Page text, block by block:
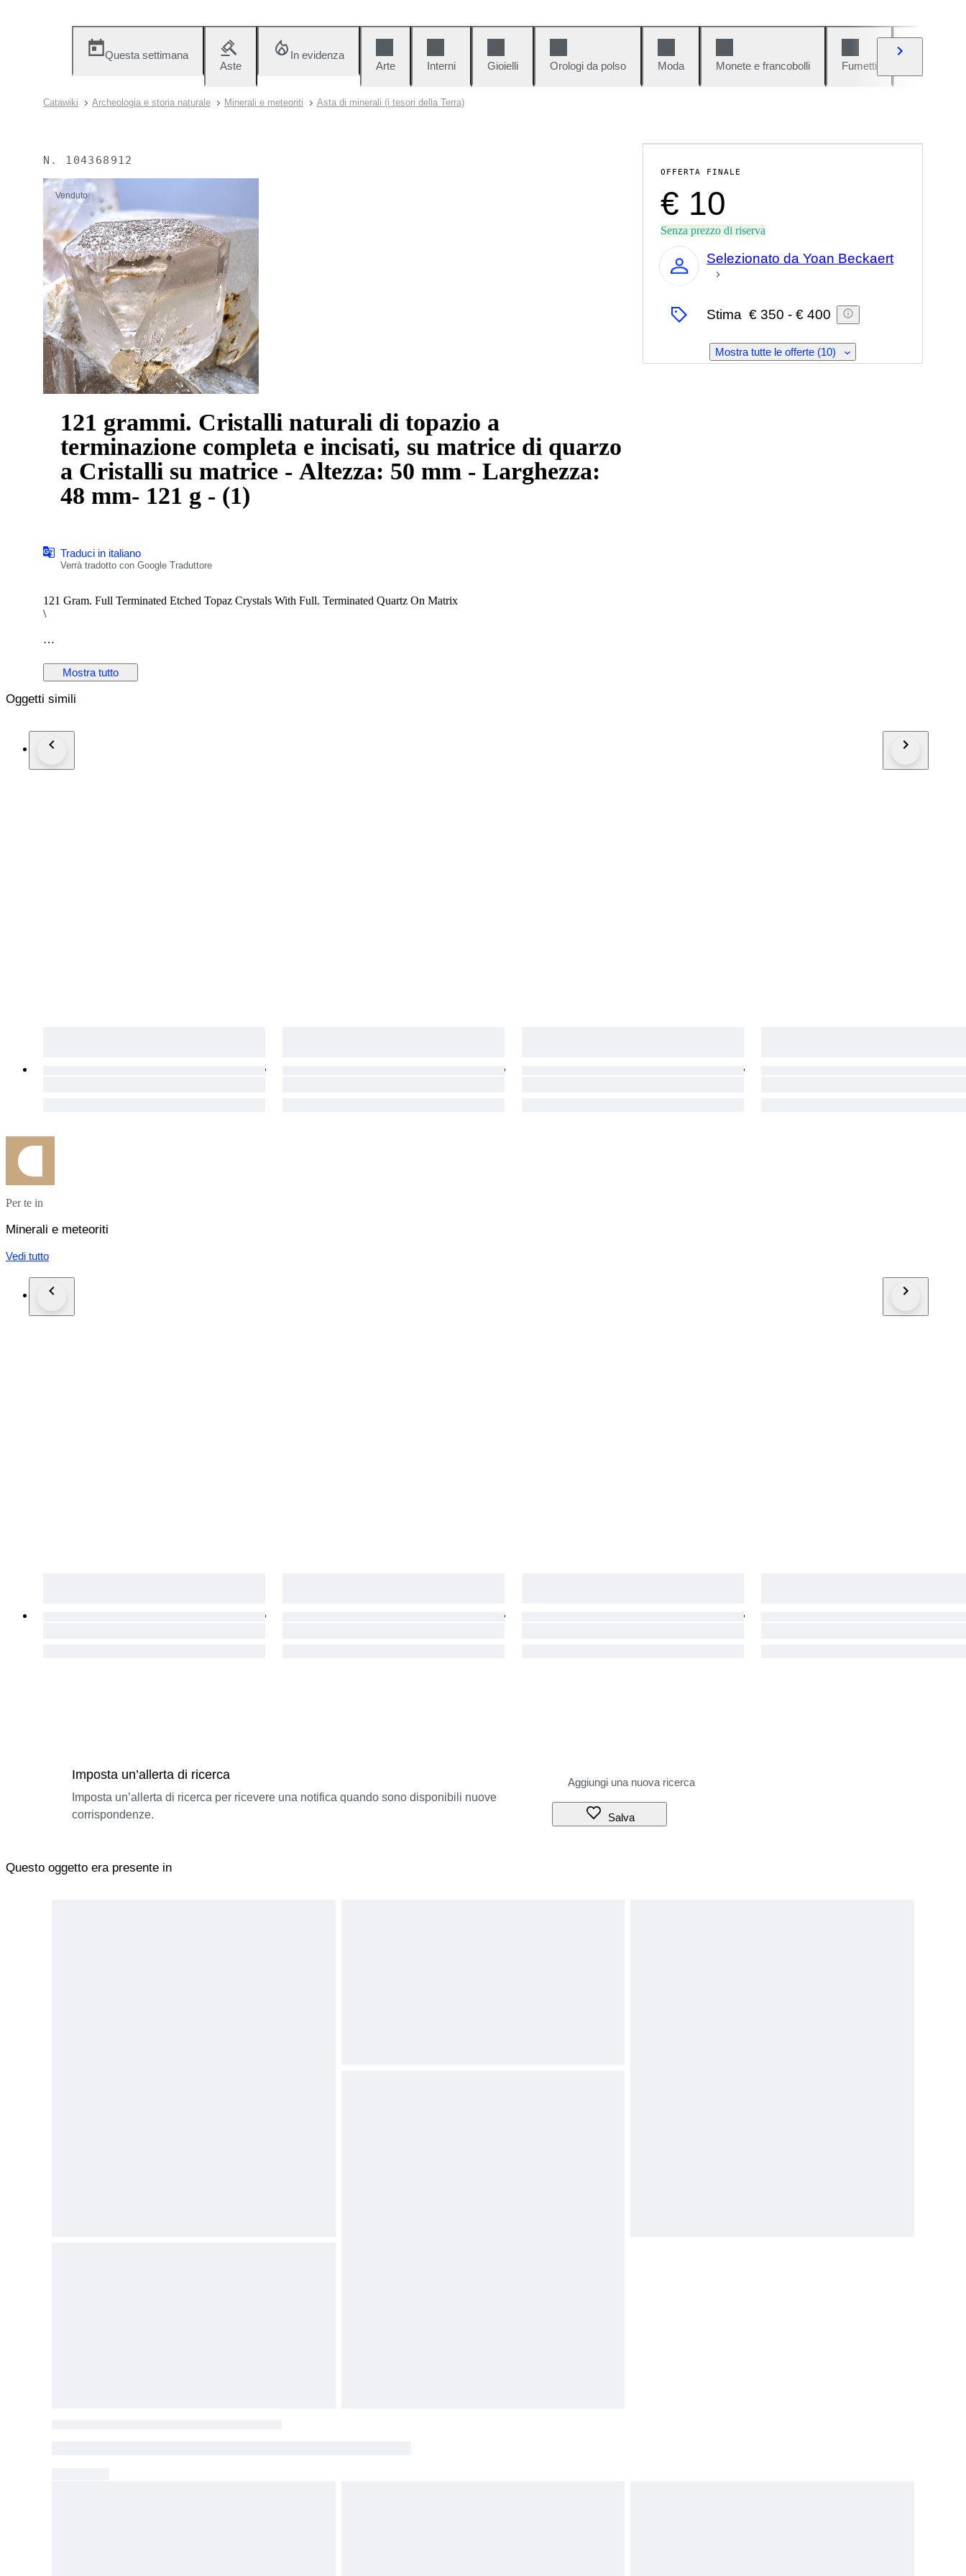
Questa settimana
Aste
In evidenza
Arte
Interni Gioielli Orologi da polso Moda Monete e francobolli Fumetti
Catawiki Archeologia e storia naturale Minerali e meteoriti Asta di minerali (i tesori della Terra)
N. 104368912
Venduto
121 grammi. Cristalli naturali di topazio a
terminazione completa e incisati, su matrice di quarzo
a Cristalli su matrice - Altezza: 50 mm - Larghezza:
48 mm- 121 g - (1)
Traduci in italiano
Verrà tradotto con Google Traduttore
121 Gram. Full Terminated Etched Topaz Crystals With Full. Terminated Quartz On Matrix
\
615
Mostra tutto
OFFERTA FINALE
€ 10
Senza prezzo di riserva
Esperto
Selezionato da Yoan Beckaert
Stima € 350 - € 400
Mostra tutte le offerte (10)
Oggetti simili
Per te in
Minerali e meteoriti
Vedi tutto
Imposta un’allerta di ricerca
Imposta un’allerta di ricerca per ricevere una notifica quando sono disponibili nuove
corrispondenze.
Salva
Questo oggetto era presente in